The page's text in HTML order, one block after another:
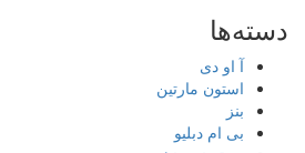
دسته‌ها
آ او دی
استون مارتین
بنز
بی ام دبلیو